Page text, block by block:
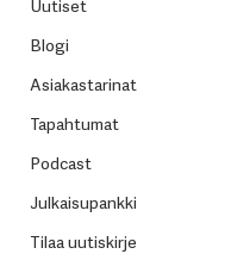
Uutiset
Blogi
Asiakastarinat
Tapahtumat
Podcast
Julkaisupankki
Tilaa uutiskirje